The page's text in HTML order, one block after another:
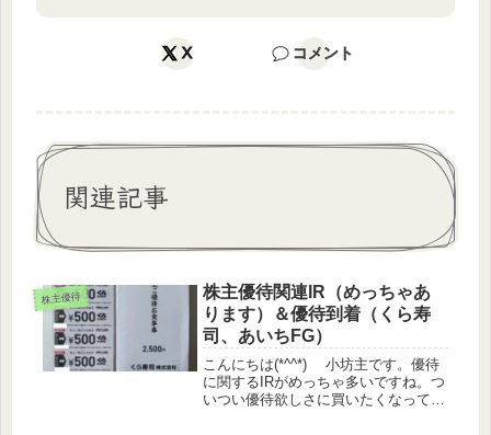
X コメント
関連記事
株主優待
株主優待関連IR（めっちゃあ
ります）＆優待到着（くら寿
司、あいちFG）
こんにちは(*^^*) 小坊主です。優待
に関するIRがめっちゃ多いですね。つ
いつい優待欲しさに買いたくなってし